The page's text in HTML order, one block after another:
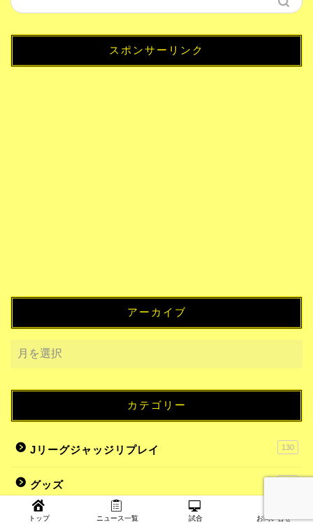
スポンサーリンク
アーカイブ
カテゴリー
Jリーグジャッジリプレイ 130
グッズ
スタジアムグルメ
トップ ニュース一覧 試合 お問い合せ